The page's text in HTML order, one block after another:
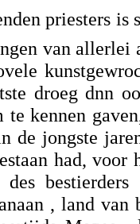
priesters is
van allerlei
droeg dnn
te kennen
de jongste
had,
, land